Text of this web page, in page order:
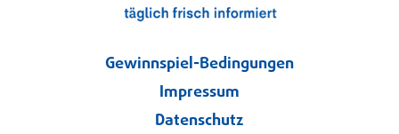
Gewinnspiel-Bedingungen
Impressum
Datenschutz